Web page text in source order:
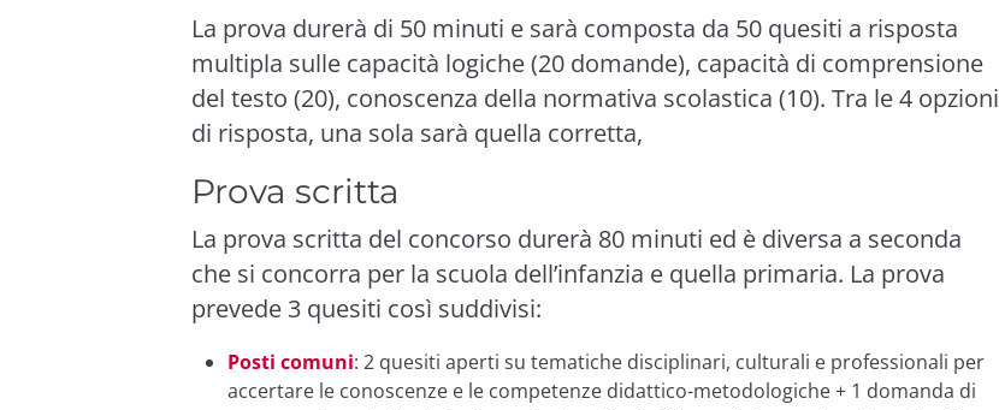
La prova durerà di 50 minuti e sarà composta da 50 quesiti a risposta
multipla sulle capacità logiche (20 domande), capacità di comprensione
del testo (20), conoscenza della normativa scolastica (10). Tra le 4 opzioni
di risposta, una sola sarà quella corretta,
Prova scritta
La prova scritta del concorso durerà 80 minuti ed è diversa a seconda
che si concorra per la scuola dell’infanzia e quella primaria. La prova
prevede 3 quesiti così suddivisi:
Posti comuni: 2 quesiti aperti su tematiche disciplinari, culturali e professionali per
accertare le conoscenze e le competenze didattico-metodologiche + 1 domanda di